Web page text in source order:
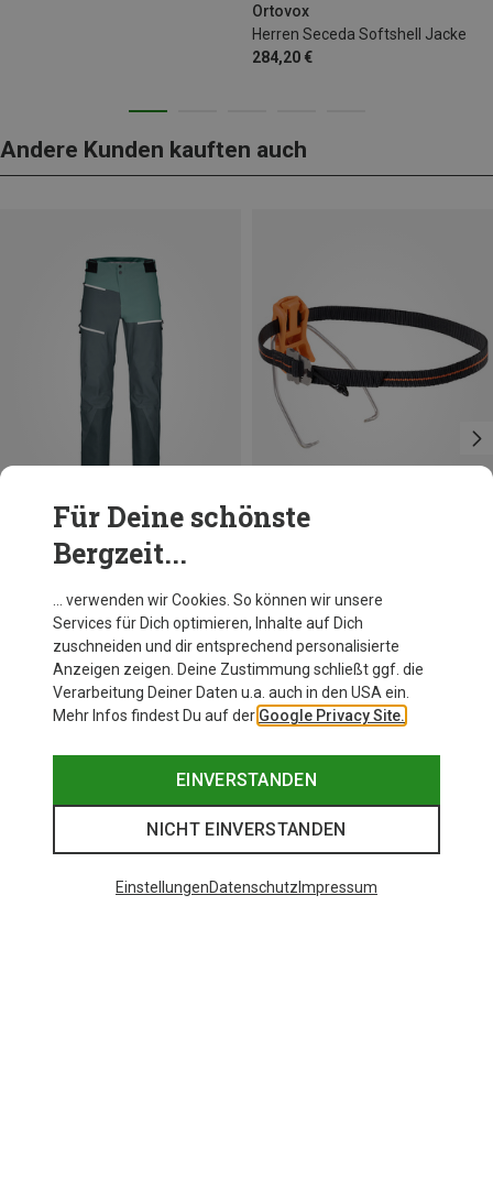
Ortovox
Herren Seceda Softshell Jacke
284,20 €
Andere Kunden kauften auch
Du sparst 29%
Skylotec
34,95 €
Für Deine schönste
Bergzeit...
… verwenden wir Cookies. So können wir unsere
Services für Dich optimieren, Inhalte auf Dich
zuschneiden und dir entsprechend personalisierte
Anzeigen zeigen. Deine Zustimmung schließt ggf. die
Verarbeitung Deiner Daten u.a. auch in den USA ein.
Mehr Infos findest Du auf der Google Privacy Site.
EINVERSTANDEN
NICHT EINVERSTANDEN
EinstellungenDatenschutz Impressum